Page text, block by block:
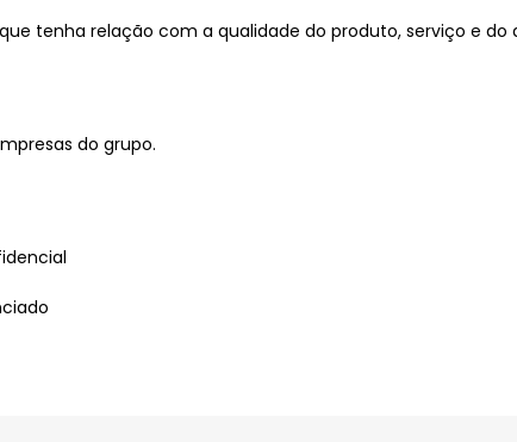
tenha relação com a qualidade do produto, serviço e
do grupo.